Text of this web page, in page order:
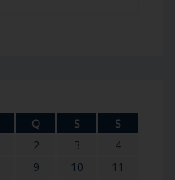
Q S S
2 3
4
9 10
11